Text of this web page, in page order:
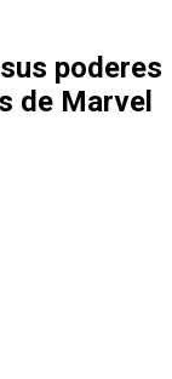
poderes
de Marvel